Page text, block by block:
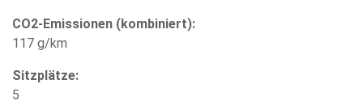
CO2-Emissionen (kombiniert):
117 g/km
Sitzplätze:
5